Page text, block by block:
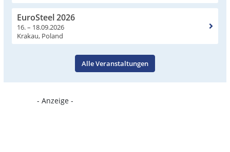
EuroSteel 2026
16. – 18.09.2026
Krakau, Poland
Alle Veranstaltungen
- Anzeige -